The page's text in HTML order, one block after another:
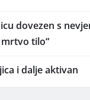
dovezen s
tilo“
i dalje aktivan